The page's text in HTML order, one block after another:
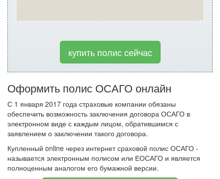
купить полис сейчас
Оформить полис ОСАГО онлайн
С 1 января 2017 года страховые компании обязаны
обеспечить возможность заключения договора ОСАГО в
электронном виде с каждым лицом, обратившимся с
заявлением о заключении такого договора.
Купленный online через интернет сраховой полис ОСАГО -
называется электронным полисом или ЕОСАГО и является
полноценным аналогом его бумажной версии.